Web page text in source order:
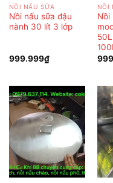
NỒI NẤU SỮA
Nồi nấu sữa đậu
nành 30 lít 3 lớp
999.999₫
NỒI
Nồi